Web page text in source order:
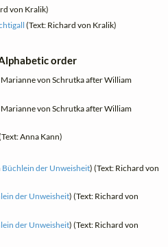
von Kralik)
(Text: Richard von Kralik)
order
Marianne von Schrutka after William
Marianne von Schrutka after William
Anna Kann)
Büchlein der Unweisheit) (Text: Richard von
der Unweisheit) (Text: Richard von
der Unweisheit) (Text: Richard von